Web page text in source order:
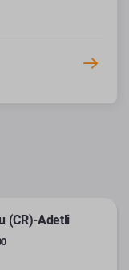
(CR)-Adetli